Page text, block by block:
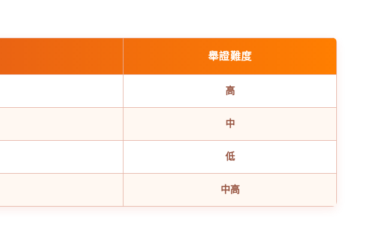
舉證難度
高
中
低
中高